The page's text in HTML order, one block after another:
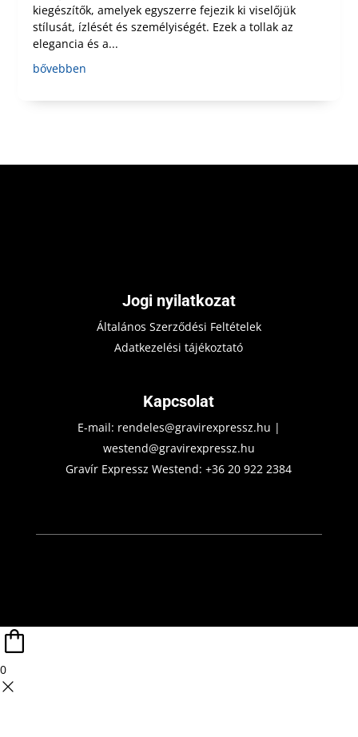
kiegészítők, amelyek egyszerre fejezik ki viselőjük
stílusát, ízlését és személyiségét. Ezek a tollak az
elegancia és a...
bővebben
Jogi nyilatkozat
Általános Szerződési Feltételek
Adatkezelési tájékoztató
Kapcsolat
E-mail: rendeles@gravirexpressz.hu |
westend@gravirexpressz.hu
Gravír Expressz Westend:+36 20 922 2384
0